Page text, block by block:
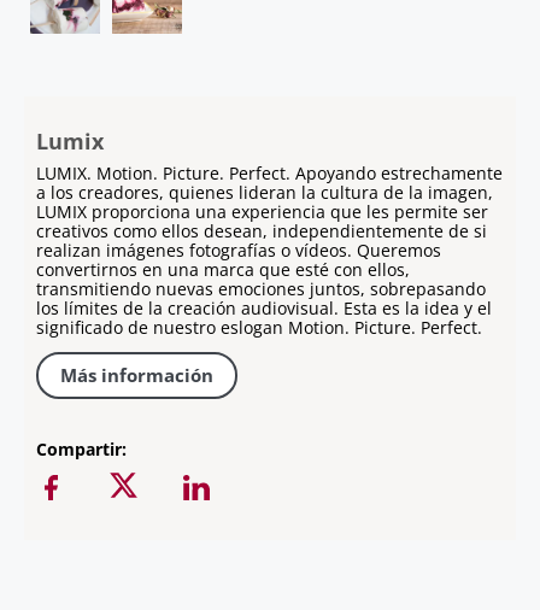
Lumix
LUMIX. Motion. Picture. Perfect. Apoyando estrechamente
a los creadores, quienes lideran la cultura de la imagen,
LUMIX proporciona una experiencia que les permite ser
creativos como ellos desean, independientemente de si
realizan imágenes fotografías o vídeos. Queremos
convertirnos en una marca que esté con ellos,
transmitiendo nuevas emociones juntos, sobrepasando
los límites de la creación audiovisual. Esta es la idea y el
significado de nuestro eslogan Motion. Picture. Perfect.
Más información
Compartir: